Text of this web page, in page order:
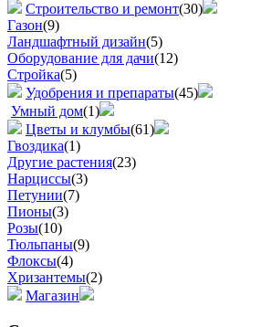
Строительство и ремонт(30)
Газон(9)
Ландшафтный дизайн(5)
Оборудование для дачи(12)
Стройка(5)
Удобрения и препараты(45)
Умный дом(1)
Цветы и клумбы(61)
Гвоздика(1)
Другие растения(23)
Нарциссы(3)
Петунии(7)
Пионы(3)
Розы(10)
Тюльпаны(9)
Флоксы(4)
Хризантемы(2)
Магазин